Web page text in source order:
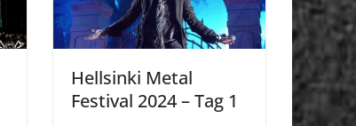
Hellsinki Metal
Festival 2024 – Tag 1